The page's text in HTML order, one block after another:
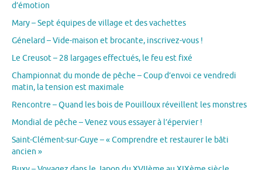
d’émotion
Mary – Sept équipes de village et des vachettes
Génelard – Vide-maison et brocante, inscrivez-vous !
Le Creusot – 28 largages effectués, le feu est fixé
Championnat du monde de pêche – Coup d’envoi ce vendredi
matin, la tension est maximale
Rencontre – Quand les bois de Pouilloux réveillent les monstres
Mondial de pêche – Venez vous essayer à l’épervier !
Saint-Clément-sur-Guye – « Comprendre et restaurer le bâti
ancien »